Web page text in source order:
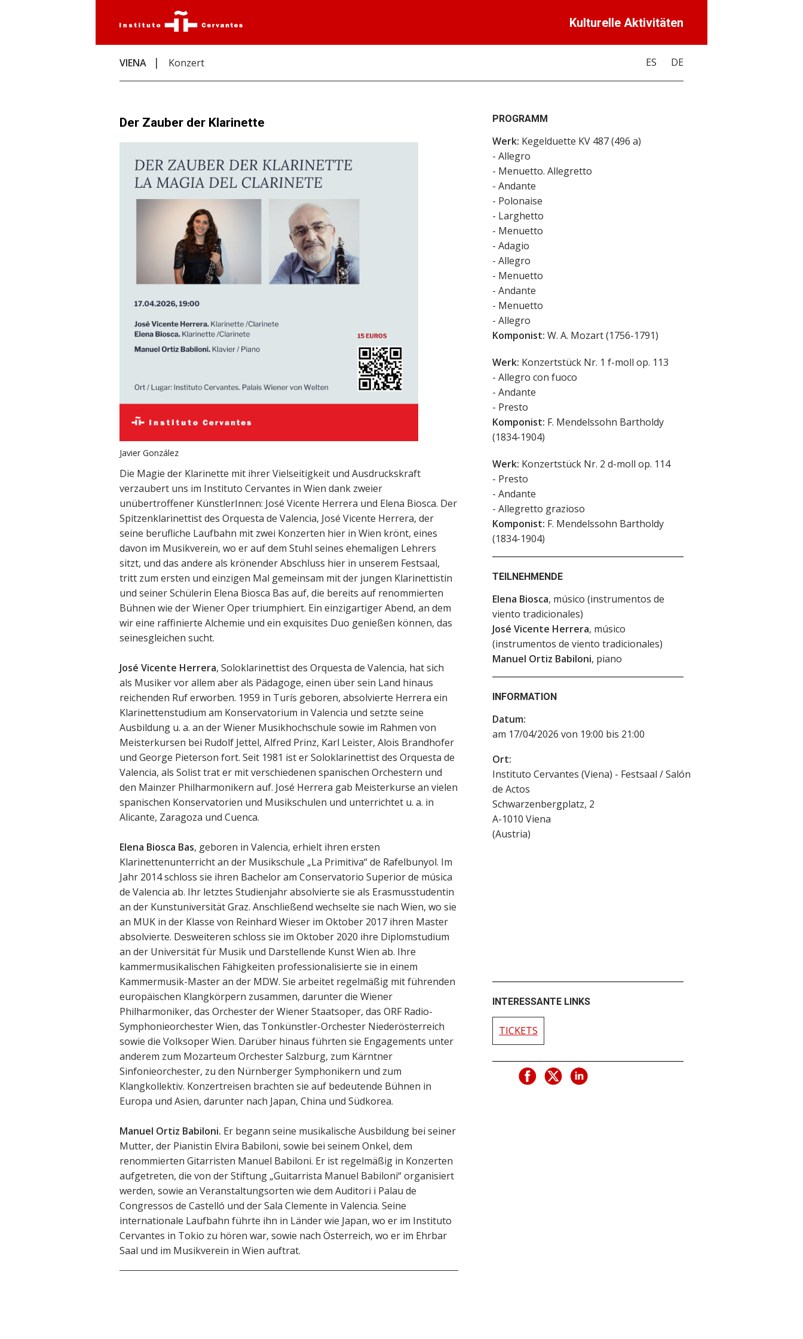
Kulturelle Aktivitäten
VIENA Konzert ES DE
Der Zauber der Klarinette
Javier González
Die Magie der Klarinette mit ihrer Vielseitigkeit und Ausdruckskraft
verzaubert uns im Instituto Cervantes in Wien dank zweier
unübertroffener KünstlerInnen: José Vicente Herrera und Elena Biosca. Der
Spitzenklarinettist des Orquesta de Valencia, José Vicente Herrera, der
seine berufliche Laufbahn mit zwei Konzerten hier in Wien krönt, eines
davon im Musikverein, wo er auf dem Stuhl seines ehemaligen Lehrers
sitzt, und das andere als krönender Abschluss hier in unserem Festsaal,
tritt zum ersten und einzigen Mal gemeinsam mit der jungen Klarinettistin
und seiner Schülerin Elena Biosca Bas auf, die bereits auf renommierten
Bühnen wie der Wiener Oper triumphiert. Ein einzigartiger Abend, an dem
wir eine raffinierte Alchemie und ein exquisites Duo genießen können, das
seinesgleichen sucht.
José Vicente Herrera, Soloklarinettist des Orquesta de Valencia, hat sich
als Musiker vor allem aber als Pädagoge, einen über sein Land hinaus
reichenden Ruf erworben. 1959 in Turís geboren, absolvierte Herrera ein
Klarinettenstudium am Konservatorium in Valencia und setzte seine
Ausbildung u. a. an der Wiener Musikhochschule sowie im Rahmen von
Meisterkursen bei Rudolf Jettel, Alfred Prinz, Karl Leister, Alois Brandhofer
und George Pieterson fort. Seit 1981 ist er Soloklarinettist des Orquesta de
Valencia, als Solist trat er mit verschiedenen spanischen Orchestern und
den Mainzer Philharmonikern auf. José Herrera gab Meisterkurse an vielen
spanischen Konservatorien und Musikschulen und unterrichtet u. a. in
Alicante, Zaragoza und Cuenca.
Elena Biosca Bas, geboren in Valencia, erhielt ihren ersten
Klarinettenunterricht an der Musikschule „La Primitiva“ de Rafelbunyol. Im
Jahr 2014 schloss sie ihren Bachelor am Conservatorio Superior de música
de Valencia ab. Ihr letztes Studienjahr absolvierte sie als Erasmusstudentin
an der Kunstuniversität Graz. Anschließend wechselte sie nach Wien, wo sie
an MUK in der Klasse von Reinhard Wieser im Oktober 2017 ihren Master
absolvierte. Desweiteren schloss sie im Oktober 2020 ihre Diplomstudium
an der Universität für Musik und Darstellende Kunst Wien ab. Ihre
kammermusikalischen Fähigkeiten professionalisierte sie in einem
Kammermusik-Master an der MDW. Sie arbeitet regelmäßig mit führenden
europäischen Klangkörpern zusammen, darunter die Wiener
Philharmoniker, das Orchester der Wiener Staatsoper, das ORF Radio-
Symphonieorchester Wien, das Tonkünstler-Orchester Niederösterreich
sowie die Volksoper Wien. Darüber hinaus führten sie Engagements unter
anderem zum Mozarteum Orchester Salzburg, zum Kärntner
Sinfonieorchester, zu den Nürnberger Symphonikern und zum
Klangkollektiv. Konzertreisen brachten sie auf bedeutende Bühnen in
Europa und Asien, darunter nach Japan, China und Südkorea.
Manuel Ortiz Babiloni. Er begann seine musikalische Ausbildung bei seiner
Mutter, der Pianistin Elvira Babiloni, sowie bei seinem Onkel, dem
renommierten Gitarristen Manuel Babiloni. Er ist regelmäßig in Konzerten
aufgetreten, die von der Stiftung „Guitarrista Manuel Babiloni“ organisiert
werden, sowie an Veranstaltungsorten wie dem Auditori i Palau de
Congressos de Castelló und der Sala Clemente in Valencia. Seine
internationale Laufbahn führte ihn in Länder wie Japan, wo er im Instituto
Cervantes in Tokio zu hören war, sowie nach Österreich, wo er im Ehrbar
Saal und im Musikverein in Wien auftrat.
PROGRAMM
Werk: Kegelduette KV 487 (496 a)
- Allegro
- Menuetto. Allegretto
- Andante
- Polonaise
- Larghetto
- Menuetto
- Adagio
- Allegro
- Menuetto
- Andante
- Menuetto
- Allegro
Komponist: W. A. Mozart (1756-1791)
Werk: Konzertstück Nr. 1 f-moll op. 113
- Allegro con fuoco
- Andante
- Presto
Komponist: F. Mendelssohn Bartholdy
(1834-1904)
Werk: Konzertstück Nr. 2 d-moll op. 114
- Presto
- Andante
- Allegretto grazioso
Komponist: F. Mendelssohn Bartholdy
(1834-1904)
TEILNEHMENDE
Elena Biosca, músico (instrumentos de
viento tradicionales)
José Vicente Herrera, músico
(instrumentos de viento tradicionales)
Manuel Ortiz Babiloni, piano
INFORMATION
Datum:
am 17/04/2026 von 19:00 bis 21:00
Ort:
Instituto Cervantes (Viena) - Festsaal / Salón
de Actos
Schwarzenbergplatz, 2
A-1010 Viena
(Austria)
INTERESSANTE LINKS
TICKETS